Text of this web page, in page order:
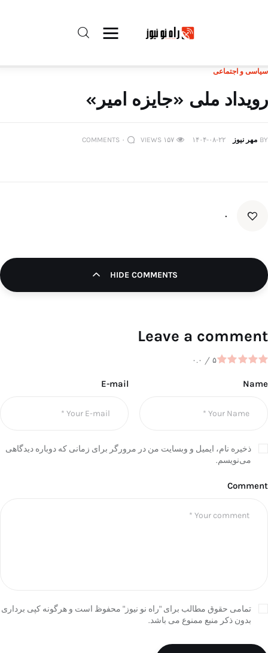
ارتباط با راه‌ نو نیوز
آوین دیلی
خرید موتور ایمپلنت
سیاسی و اجتماعی
رویداد ملی «جایزه امیر»
BY مهر نیوز ۱۴۰۴-۰۸-۲۲ ۱۵۷ VIEWS ۰ COMMENTS
۰
HIDE COMMENTS
Leave a comment
۰.۰ / ۵
Name
E-mail
ذخیره نام، ایمیل و وبسایت من در مرورگر برای زمانی که دوباره دیدگاهی
می‌نویسم.
Comment
تمامی حقوق مطالب برای "راه نو نیوز" محفوظ است و هرگونه کپی برداری
بدون ذکر منبع ممنوع می باشد.